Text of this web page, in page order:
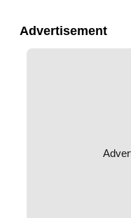
Advertisement